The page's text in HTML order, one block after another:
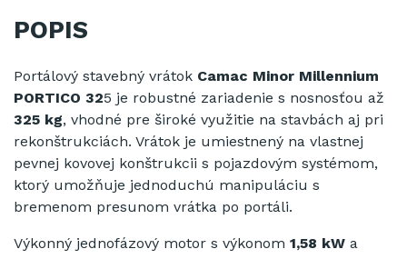
POPIS
Portálový stavebný vrátok Camac Minor Millennium
PORTICO 325 je robustné zariadenie s nosnosťou až
325 kg, vhodné pre široké využitie na stavbách aj pri
rekonštrukciách. Vrátok je umiestnený na vlastnej
pevnej kovovej konštrukcii s pojazdovým systémom,
ktorý umožňuje jednoduchú manipuláciu s
bremenom presunom vrátka po portáli.
Výkonný jednofázový motor s výkonom 1,58 kW a